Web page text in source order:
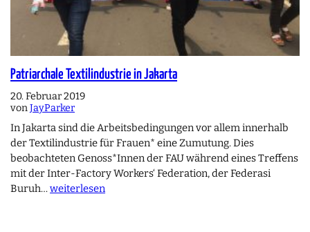
Patriarchale Textilindustrie in Jakarta
20. Februar 2019
vonJayParker
In Jakarta sind die Arbeitsbedingungen vor allem innerhalb
der Textilindustrie für Frauen* eine Zumutung. Dies
beobachteten Genoss*Innen der FAU während eines Treffens
mit der Inter-Factory Workers‘ Federation, der Federasi
Buruh…weiterlesen